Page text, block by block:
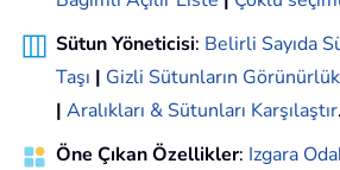
Sütun Yöneticisi: Belirli Sayıda
Taşı | Gizli Sütunların
| Aralıkları & Sütunları Karşılaştır
Öne Çıkan Özellikler: Izgara